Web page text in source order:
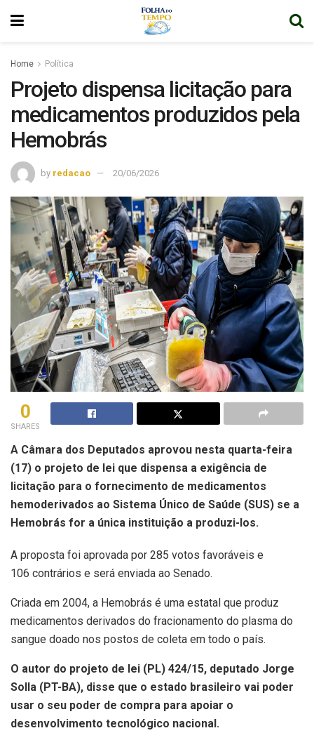
Home Política
Projeto dispensa licitação para
medicamentos produzidos pela
Hemobrás
by redacao 20/06/2026
0
SHARES
A Câmara dos Deputados aprovou nesta quarta-feira
(17) o projeto de lei que dispensa a exigência de
licitação para o fornecimento de medicamentos
hemoderivados ao Sistema Único de Saúde (SUS) se a
Hemobrás for a única instituição a produzi-los.
A proposta foi aprovada por 285 votos favoráveis e
106 contrários e será enviada ao Senado.
Criada em 2004, a Hemobrás é uma estatal que produz
medicamentos derivados do fracionamento do plasma do
sangue doado nos postos de coleta em todo o país.
O autor do projeto de lei (PL) 424/15, deputado Jorge
Solla (PT-BA), disse que o estado brasileiro vai poder
usar o seu poder de compra para apoiar o
desenvolvimento tecnológico nacional.